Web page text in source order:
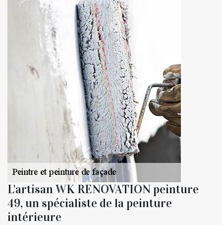
L'artisan WK RENOVATION peinture
49, un spécialiste de la peinture
intérieure